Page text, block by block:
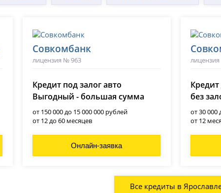
Совкомбанк
лицензия № 963
Кредит под залог авто
Выгодный - большая сумма
от 150 000 до 15 000 000 рублей
от 12 до 60 месяцев
Онлайн-заявка
без
от 30 000
от 12
Все кредиты в